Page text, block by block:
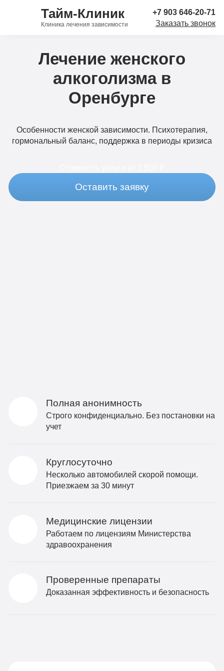
Тайм-Клиник
Клиника лечения зависимости
+7 903 646-20-71
Заказать звонок
Лечение женского
алкоголизма в
Оренбурге
Особенности женской зависимости. Психотерапия,
гормональный баланс, поддержка в периоды кризиса
Оставить заявку
Полная анонимность
Строго конфиденциально. Без постановки на
учет
Круглосуточно
Несколько автомобилей скорой помощи.
Приезжаем за 30 минут
Медицинские лицензии
Работаем по лицензиям Министерства
здравоохранения
Проверенные препараты
Доказанная эффективность и безопасность